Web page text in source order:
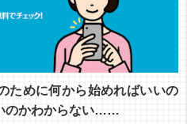
ために何から始めればいいの
のかわからない……